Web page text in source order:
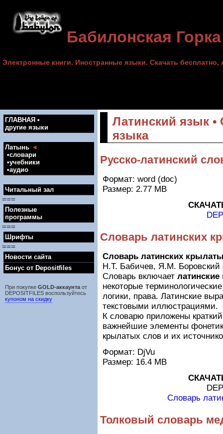
Бабилонская Горка
Электронные книги. Иностранные языки. Скачать бесплатно,
Латинский язык •
языка
Русско-латинский
Формат: word (doc)
Размер: 2.77 MB
Словарь латинских
Словарь латинских
Н.Т. Бабичев, Я.М. Боровский
Словарь включает
некоторые
логики, права. Латинские
текстовыми иллюстрациями.
К словарю приложены
важнейшие элементы
крылатых слов и их
Формат: DjVu
Размер: 16.4 MB
Словарь
Толковый словарь
ГЛАВНАЯ •
другие языки
Латынь ◄
•словари
•учебники
•аудио
Читальный зал
===
Полезные
программы
===
Шрифты
===
Новости сайта
Бонус от Depositfiles
При покупке GOLD-аккаунта от
DEPOSITFILES воспользуйтесь
купоном на скидку